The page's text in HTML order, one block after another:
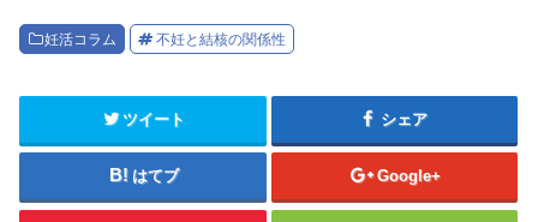
妊活コラム 不妊と結核の関係性
ツイート シェア
はてブ Google+